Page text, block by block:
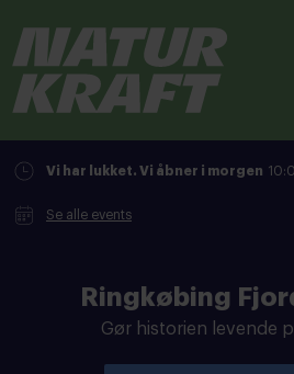
Vi har lukket. Vi åbner i morgen
Se alle events
Ringkøbing
Gør historien levende